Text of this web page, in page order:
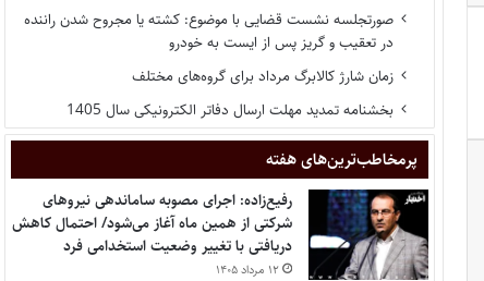
صورتجلسه نشست قضایی با موضوع: کشته یا مجروح شدن راننده
در تعقیب و گریز پس از ایست به خودرو
زمان شارژ کالابرگ مرداد برای گروه‌های مختلف
بخشنامه تمدید مهلت ارسال دفاتر الکترونیکی سال 1405
پر‌مخاطب‌ترین‌های هفته
رفیع‌زاده: اجرای مصوبه ساماندهی نیروهای
شرکتی از همین ماه آغاز می‌شود/ احتمال کاهش
دریافتی با تغییر وضعیت استخدامی فرد
۱۲ مرداد ۱۴۰۵